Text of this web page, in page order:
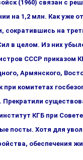
(1960) связан с
на 1,2 млн. Как
на
в целом. Из них
СССР приказом
Армянского,
комитетах
КГБ при
посты. Хотя для
обеспечения